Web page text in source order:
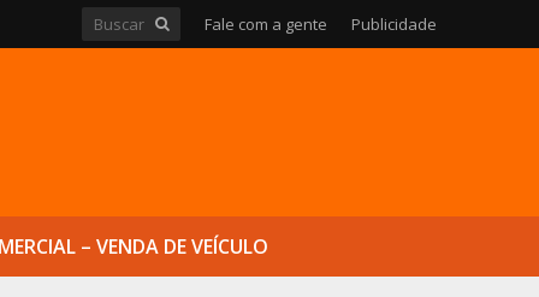
Fale com a gente Publicidade
– VENDA DE VEÍCULO